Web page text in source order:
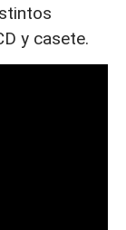
y casete.